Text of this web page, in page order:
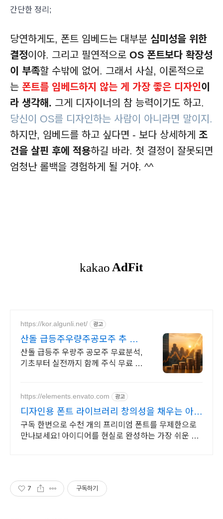
간단한 정리;
당연하게도, 폰트 임베드는 대부분 심미성을 위한
결정이야. 그리고 필연적으로 OS 폰트보다 확장성
이 부족할 수밖에 없어. 그래서 사실, 이론적으로
는 폰트를 임베드하지 않는 게 가장 좋은 디자인이
라 생각해. 그게 디자이너의 참 능력이기도 하고.
당신이 OS를 디자인하는 사람이 아니라면 말이지.
하지만, 임베드를 하고 싶다면 - 보다 상세하게 조
건을 살핀 후에 적용하길 바라. 첫 결정이 잘못되면
엄청난 롤백을 경험하게 될 거야. ^^
https://kor.algunli.net/ 광고
산돌 급등주우량주공모주 추 지
금 안보면 늦어요
산돌 급등주 우량주 공모주 무료분석,
기초부터 실전까지 함께 주식 무료 교
https://elements.envato.com 광고
디자인용 폰트 라이브러리 창의성을 채우는 아카
이브
구독 한번으로 수천 개의 프리미엄 폰트를 무제한으로
만나보세요! 아이디어를 현실로 완성하는 가장 쉬운 방
7 구독하기